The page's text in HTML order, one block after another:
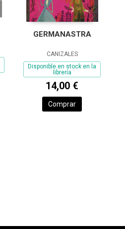
GERMANASTRA
CANIZALES
Disponible en stock en la
librería
14,00 €
Comprar